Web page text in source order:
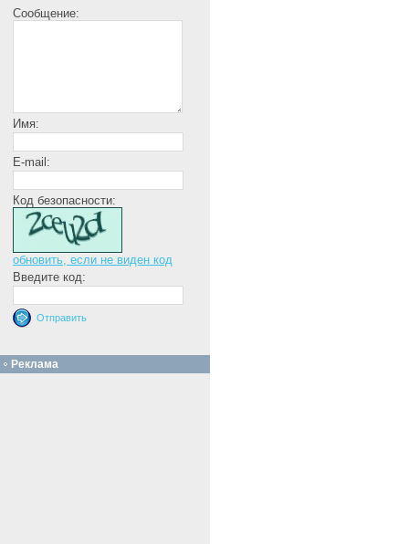
Сообщение:
Имя:
E-mail:
Код безопасности:
обновить, если не виден код
Введите код:
Реклама